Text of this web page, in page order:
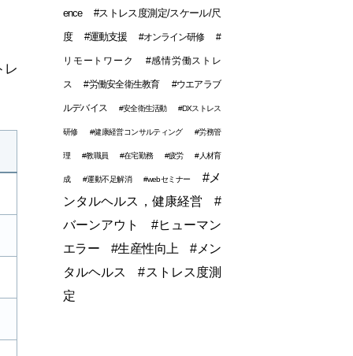
レ
ence
#ストレス度測定/スケール/尺
度
#運動支援 #オンライン研修 #
リモートワーク #感情労働ストレ
ス #労働安全衛生教育 #ウエアラブ
ルデバイス #安全衛生活動 #DXストレス
研修 #健康経営コンサルティング #労務管
理 #教職員 #在宅勤務 #疲労 #人材育
成 #運動不足解消 #webセミナー
#メ
ンタルヘルス，健康経営
#
バーンアウト
#ヒューマン
エラー
#生産性向上
#メン
タルヘルス
#ストレス度測
定